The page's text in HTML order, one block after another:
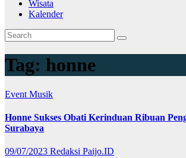
Wisata
Kalender
Tag: honne
Event Musik
Honne Sukses Obati Kerinduan Ribuan
Surabaya
09/07/2023 Redaksi Paijo.ID